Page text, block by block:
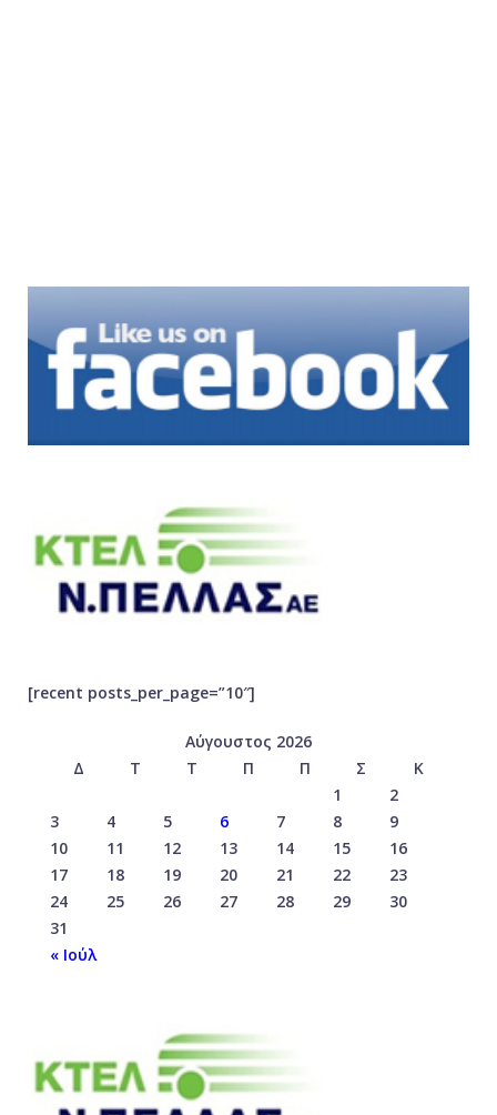
[recent posts_per_page=”10″]
Αύγουστος 2026
Δ
Τ Τ Π Π Σ
Κ
1
2
3
4 5 6 7 8
9
10
11 12 13 14 15
16
17
18 19 20 21 22
23
24
25 26 27 28 29
30
31
« Ιούλ